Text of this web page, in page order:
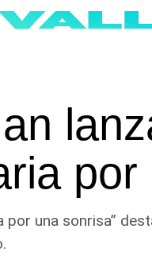
por
una sonrisa”